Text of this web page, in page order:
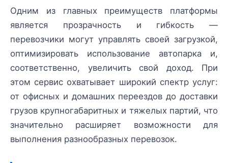
Одним из главных преимуществ платформы
является прозрачность и гибкость —
перевозчики могут управлять своей загрузкой,
оптимизировать использование автопарка и,
соответственно, увеличить свой доход. При
этом сервис охватывает широкий спектр услуг:
от офисных и домашних переездов до доставки
грузов крупногабаритных и тяжелых партий, что
значительно расширяет возможности для
выполнения разнообразных перевозок.